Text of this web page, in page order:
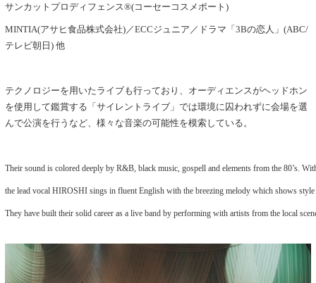
サンカットプロディフェンス®︎(コーセーコスメポート)
MINTIA(アサヒ食品株式会社)／ECCジュニア／ドラマ「3Bの恋人」(ABC/
テレビ朝日) 他
テクノロジーを用いたライブも行っており、オーディエンスがヘッドホン
を使用して鑑賞する「サイレントライブ」では環境に囚われずに会場を選
んで公演を行うなど、様々な音楽の可能性を模索している。
Their sound is colored deeply by R&B, black music, gospell and elements from the 80’s.
the lead vocal HIROSHI sings in fluent English with the breezing melody which shows
They have built their solid career as a live band by performing with artists from the local